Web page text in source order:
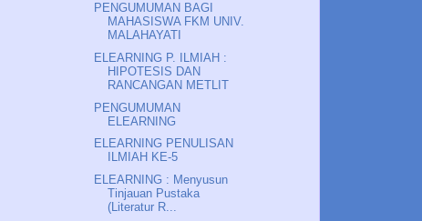
PENGUMUMAN BAGI
MAHASISWA FKM UNIV.
MALAHAYATI
ELEARNING P. ILMIAH :
HIPOTESIS DAN
RANCANGAN METLIT
PENGUMUMAN
ELEARNING
ELEARNING PENULISAN
ILMIAH KE-5
ELEARNING : Menyusun
Tinjauan Pustaka
(Literatur R...